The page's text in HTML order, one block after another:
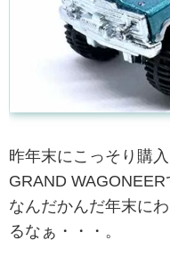
昨年末にこっそり購
GRAND WAGONEER
なんだかんだ年末に
るなぁ・・・。